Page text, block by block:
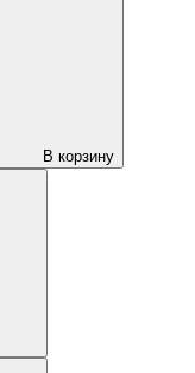
В корзину